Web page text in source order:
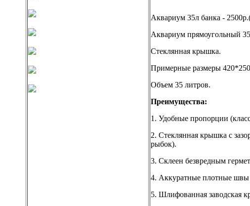
Аквариум 35л банка -
Аквариум прямоугольный
Стеклянная крышка.
Примерные размеры
Объем 35 литров.
Преимущества:
1. Удобные пропорции
2. Стеклянная крышка с
рыбок).
3. Склеен безвредным
4. Аккуратные плотные швы
5. Шлифованная заводская